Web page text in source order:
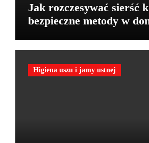
Jak rozczesywać sierść
bezpieczne metody w
Higiena uszu i jamy ustnej